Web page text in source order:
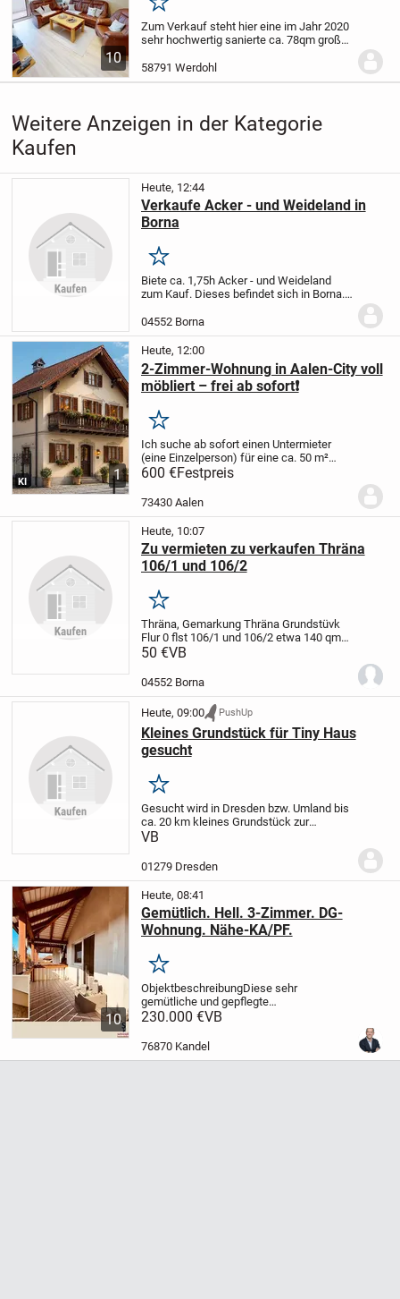
10
Merken
Zum Verkauf steht hier eine im Jahr 2020
sehr hochwertig sanierte ca. 78qm große
dazugehöriger Garage!
befindet sich aktuell in einem so
58791 Werdohl
Weitere Anzeigen in der Kategorie
Kaufen
Heute, 12:44
Verkaufe Acker - und Weideland in
Borna
Merken
Biete ca. 1,75h Acker - und Weideland
zum Kauf. Dieses befindet sich in Borna.
04552 Borna
1
KI
Heute, 12:00
2-Zimmer-Wohnung in Aalen-City voll
möbliert – frei ab sofort❗️
Merken
Ich suche ab sofort einen Untermieter
(eine Einzelperson) für eine ca. 50 m²
große, voll möblierte 2-Zimmer-
Dachgeschosswohnung in bester Lage
der Aalen-City.
zum Rathaus...
600 €Festpreis
73430 Aalen
Heute, 10:07
Zu vermieten zu verkaufen Thräna
106/1 und 106/2
Merken
Thräna, Gemarkung Thräna Grundstüvk
Flur 0 flst 106/1 und 106/2 etwa 140 qm
.Zu vermieten 300 euro pro zjahr zu
50 €VB
04552 Borna
Heute, 09:00 PushUp
Kleines Grundstück für Tiny Haus
gesucht
Merken
Gesucht wird in Dresden bzw. Umland bis
ca. 20 km kleines Grundstück zur
Pacht/Miete/Kauf für Stellung eines Tiny
VB
01279 Dresden
10
Heute, 08:41
Gemütlich. Hell. 3-Zimmer. DG-
Wohnung. Nähe-KA/PF.
Merken
ObjektbeschreibungDiese sehr
gemütliche und gepflegte
Dachgeschosswohnung befindet sich in
1995 in ruhiger Wohnlage von
230.000 €VB
76870 Kandel